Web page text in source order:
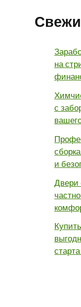
на
с
и
Двери